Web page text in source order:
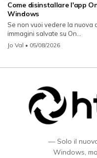
Come disinstallare l'app
Windows
Se non vuoi vedere la nuova
immagini salvate su On...
Jo Val • 05/08/2026
— Solo il
Windows,